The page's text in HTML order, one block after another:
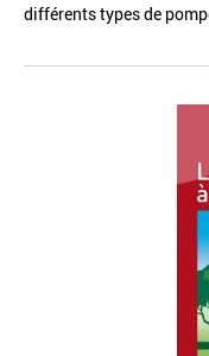
Réinitialiser
différents types de